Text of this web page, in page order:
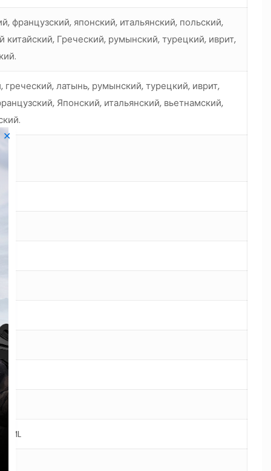
французский, японский, итальянский, польский,
Греческий, румынский, турецкий, иврит,
латынь, румынский, турецкий, иврит,
Японский, итальянский, вьетнамский,
✕